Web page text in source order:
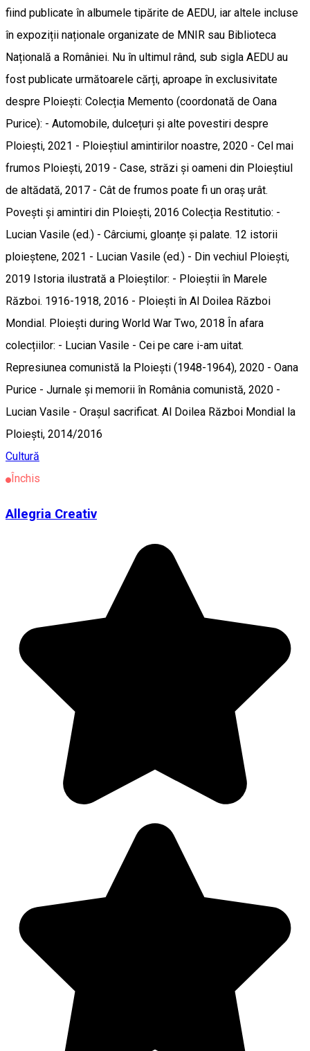
fiind publicate în albumele tipărite de AEDU, iar altele incluse
în expoziții naționale organizate de MNIR sau Biblioteca
Națională a României. Nu în ultimul rând, sub sigla AEDU au
fost publicate următoarele cărți, aproape în exclusivitate
despre Ploiești: Colecția Memento (coordonată de Oana
Purice): - Automobile, dulcețuri și alte povestiri despre
Ploiești, 2021 - Ploieștiul amintirilor noastre, 2020 - Cel mai
frumos Ploiești, 2019 - Case, străzi și oameni din Ploieștiul
de altădată, 2017 - Cât de frumos poate fi un oraș urât.
Povești și amintiri din Ploiești, 2016 Colecția Restitutio: -
Lucian Vasile (ed.) - Cârciumi, gloanțe și palate. 12 istorii
ploieștene, 2021 - Lucian Vasile (ed.) - Din vechiul Ploiești,
2019 Istoria ilustrată a Ploieștilor: - Ploieștii în Marele
Război. 1916-1918, 2016 - Ploiești în Al Doilea Război
Mondial. Ploiești during World War Two, 2018 În afara
colecțiilor: - Lucian Vasile - Cei pe care i-am uitat.
Represiunea comunistă la Ploiești (1948-1964), 2020 - Oana
Purice - Jurnale și memorii în România comunistă, 2020 -
Lucian Vasile - Orașul sacrificat. Al Doilea Război Mondial la
Ploiești, 2014/2016
Cultură
Închis
Allegria Creativ